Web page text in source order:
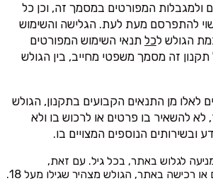
ולמגבלות המפורטים במסמך זה, וכן כל
להתפרסם מעת לעת. הגלישה והשימוש
הגולש לכל תנאי השימוש המפורטים
תקנון זה מסמך משפטי מחייב, בין הגולש
לאלו מן התנאים הקבועים בתקנון, הגולש
להשאיר בו פרטים או לרכוש בו ולא
ובשירותים הנוספים המצויים בו.
מניעה לגלוש באתר, בכל גיל. עם זאת,
בהשארת פרטים או רכישה באתר, הגולש מצהיר שגילו מעל 18.